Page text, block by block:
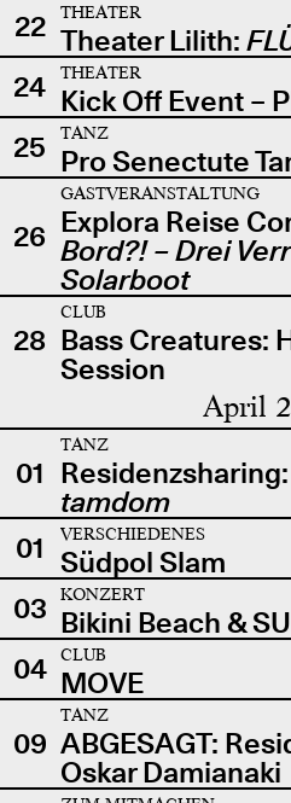
22
THEATER
Theater Lilith:
24
THEATER
Kick Off Event –
25
TANZ
Pro Senectute
26
GASTVERANSTALTUNG
Explora Reise
Bord?! – Drei
Solarboot
28
CLUB
Bass Creatures:
Session
April
01
TANZ
tamdom
01
VERSCHIEDENES
Südpol Slam
03
KONZERT
Bikini Beach &
04
CLUB
MOVE
09
TANZ
ABGESAGT:
Oskar Damianaki